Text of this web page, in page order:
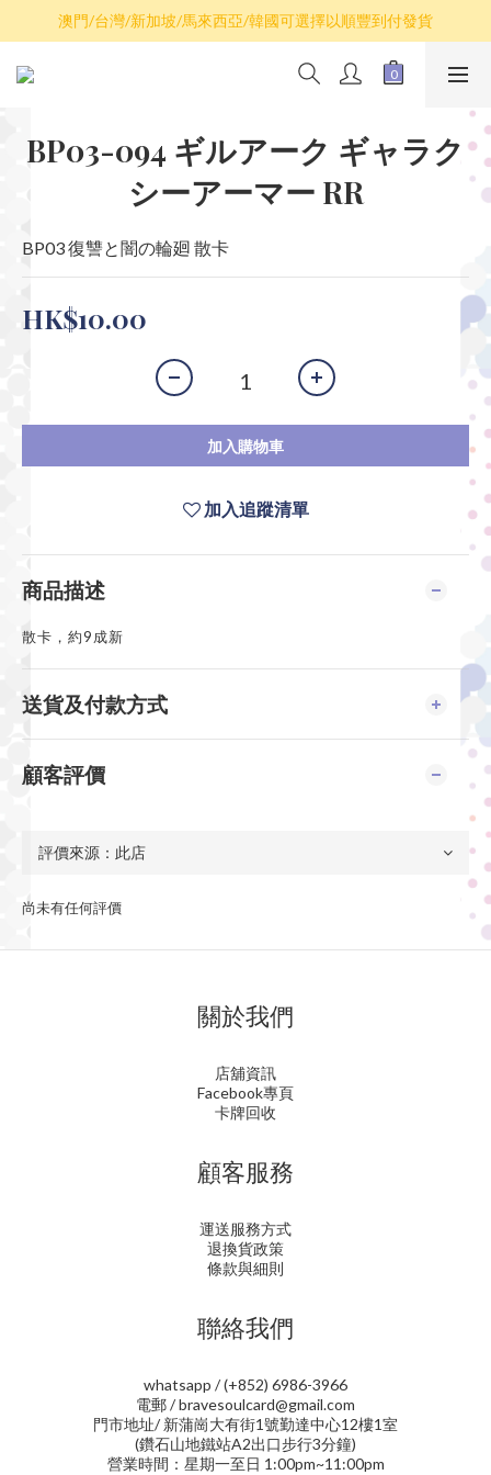
散卡買滿$100包平郵，全部產品買滿$800包順豐(香港境內)
澳門/台灣/新加坡/馬來西亞/韓國可選擇以順豐到付發貨
散卡買滿$100包平郵，全部產品買滿$800包順豐(香港境內)
BP03-094 ギルアーク ギャラク
シーアーマー RR
BP03 復讐と闇の輪廻 散卡
HK$10.00
加入購物車
加入追蹤清單
商品描述
散卡，約9成新
送貨及付款方式
顧客評價
尚未有任何評價
關於我們
店舖資訊
Facebook專頁
卡牌回收
顧客服務
運送服務方式
退換貨政策
條款與細則
聯絡我們
whatsapp / (+852) 6986-3966
電郵 / bravesoulcard@gmail.com
門市地址/ 新蒲崗大有街1號勤達中心12樓1室
(鑽石山地鐵站A2出口步行3分鐘)
營業時間：星期一至日 1:00pm~11:00pm